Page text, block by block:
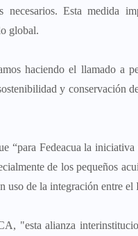
necesarios. Esta medida
global.
haciendo el llamado a
y conservación
“para Fedeacua la
de los pequeños
uso de la integración entre
"esta alianza